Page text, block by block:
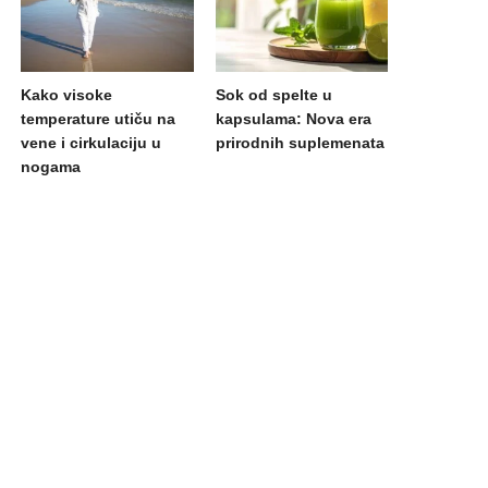
Kako visoke
temperature utiču na
vene i cirkulaciju u
nogama
Sok od spelte u
kapsulama: Nova era
prirodnih suplemenata